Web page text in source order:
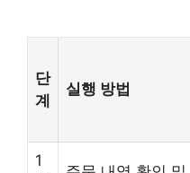
단
계
실행 방법
1